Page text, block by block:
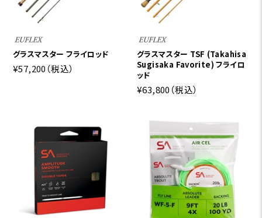
グラスマスター フライロッド
¥57,200 （税込）
グラスマスター TSF (Takahisa
Sugisaka Favorite) フライロ
ッド
¥63,800 （税込）